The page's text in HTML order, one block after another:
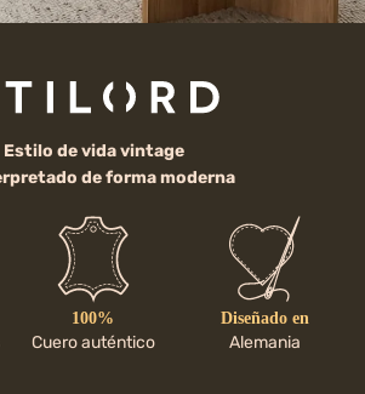
Estilo de vida vintage
de forma moderna
100%
Cuero auténtico
Diseñado en
Alemania